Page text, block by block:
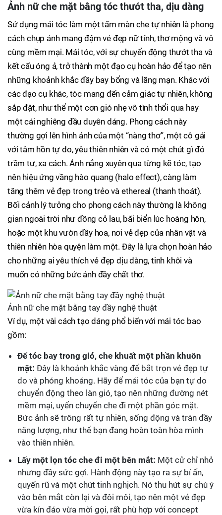
Ảnh nữ che mặt bằng tóc thướt tha, dịu dàng
Sử dụng mái tóc làm một tấm màn che tự nhiên là phong
cách chụp ảnh mang đậm vẻ đẹp nữ tính, thơ mộng và vô
cùng mềm mại. Mái tóc, với sự chuyển động thướt tha và
kết cấu óng ả, trở thành một đạo cụ hoàn hảo để tạo nên
những khoảnh khắc đầy bay bổng và lãng mạn. Khác với
các đạo cụ khác, tóc mang đến cảm giác tự nhiên, không
sắp đặt, như thể một cơn gió nhẹ vô tình thổi qua hay
một cái nghiêng đầu duyên dáng. Phong cách này
thường gợi lên hình ảnh của một “nàng thơ”, một cô gái
với tâm hồn tự do, yêu thiên nhiên và có một chút gì đó
trầm tư, xa cách. Ánh nắng xuyên qua từng kẽ tóc, tạo
nên hiệu ứng vầng hào quang (halo effect), càng làm
tăng thêm vẻ đẹp trong trẻo và ethe­real (thanh thoát).
Bối cảnh lý tưởng cho phong cách này thường là không
gian ngoài trời như đồng cỏ lau, bãi biển lúc hoàng hôn,
hoặc một khu vườn đầy hoa, nơi vẻ đẹp của nhân vật và
thiên nhiên hòa quyện làm một. Đây là lựa chọn hoàn hảo
cho những ai yêu thích vẻ đẹp dịu dàng, tinh khôi và
muốn có những bức ảnh đầy chất thơ.
Ảnh nữ che mặt bằng tay đầy nghệ thuật
Ví dụ, một vài cách tạo dáng phổ biến với mái tóc bao
gồm:
Để tóc bay trong gió, che khuất một phần khuôn
mặt: Đây là khoảnh khắc vàng để bắt trọn vẻ đẹp tự
do và phóng khoáng. Hãy để mái tóc của bạn tự do
chuyển động theo làn gió, tạo nên những đường nét
mềm mại, uyển chuyển che đi một phần góc mặt.
Bức ảnh sẽ trông rất tự nhiên, sống động và tràn đầy
năng lượng, như thể bạn đang hoàn toàn hòa mình
vào thiên nhiên.
Lấy một lọn tóc che đi một bên mắt: Một cử chỉ nhỏ
nhưng đầy sức gợi. Hành động này tạo ra sự bí ẩn,
quyến rũ và một chút tinh nghịch. Nó thu hút sự chú ý
vào bên mắt còn lại và đôi môi, tạo nên một vẻ đẹp
vừa kín đáo vừa mời gọi, rất phù hợp với concept